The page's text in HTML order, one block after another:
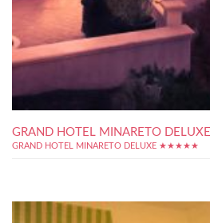
GRAND HOTEL MINARETO DELUXE
GRAND HOTEL MINARETO DELUXE ★★★★★